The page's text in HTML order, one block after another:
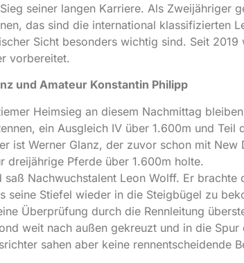
seiner langen Karriere. Als Zweijähriger
das sind die international klassifizierten
Sicht besonders wichtig sind. Seit 2019
vorbereitet.
und Amateur Konstantin Philipp
Heimsieg an diesem Nachmittag
ein Ausgleich IV über 1.600m und Teil
ist Werner Glanz, der zuvor schon mit New
dreijährige Pferde über 1.600m holte.
Nachwuchstalent Leon Wolff. Er brachte
seine Stiefel wieder in die Steigbügel zu
Überprüfung durch die Rennleitung
weit nach außen gekreuzt und in die
sahen aber keine rennentscheidende